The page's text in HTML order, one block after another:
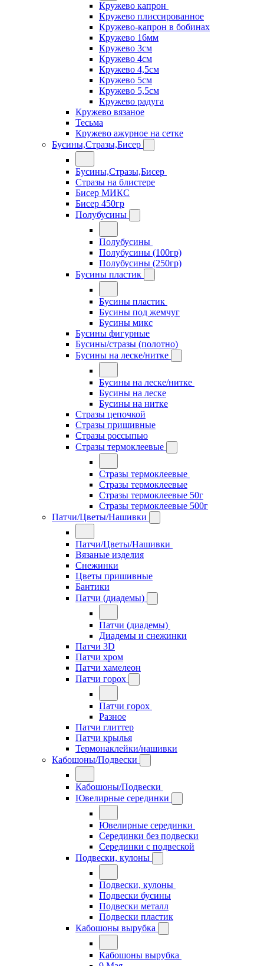
Кружево капрон
Кружево плиссированное
Кружево-капрон в бобинах
Кружево 16мм
Кружево 3см
Кружево 4см
Кружево 4,5см
Кружево 5см
Кружево 5,5см
Кружево радуга
Кружево вязаное
Тесьма
Кружево ажурное на сетке
Бусины,Стразы,Бисер
Бусины,Стразы,Бисер
Стразы на блистере
Бисер МИКС
Бисер 450гр
Полубусины
Полубусины
Полубусины (100гр)
Полубусины (250гр)
Бусины пластик
Бусины пластик
Бусины под жемчуг
Бусины микс
Бусины фигурные
Бусины/стразы (полотно)
Бусины на леске/нитке
Бусины на леске/нитке
Бусины на леске
Бусины на нитке
Стразы цепочкой
Стразы пришивные
Стразы россыпью
Стразы термоклеевые
Стразы термоклеевые
Стразы термоклеевые
Стразы термоклеевые 50г
Стразы термоклеевые 500г
Патчи/Цветы/Нашивки
Патчи/Цветы/Нашивки
Вязаные изделия
Снежинки
Цветы пришивные
Бантики
Патчи (диадемы)
Патчи (диадемы)
Диадемы и снежинки
Патчи 3D
Патчи хром
Патчи хамелеон
Патчи горох
Патчи горох
Разное
Патчи глиттер
Патчи крылья
Термонаклейки/нашивки
Кабошоны/Подвески
Кабошоны/Подвески
Ювелирные серединки
Ювелирные серединки
Серединки без подвески
Серединки с подвеской
Подвески, кулоны
Подвески, кулоны
Подвески бусины
Подвески металл
Подвески пластик
Кабошоны вырубка
Кабошоны вырубка